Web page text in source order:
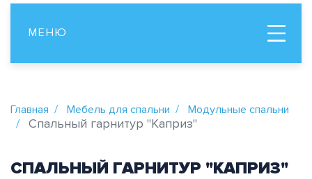
МЕНЮ
Главная Мебель для спальни Модульные спальни
Спальный гарнитур "Каприз"
СПАЛЬНЫЙ ГАРНИТУР "КАПРИЗ"